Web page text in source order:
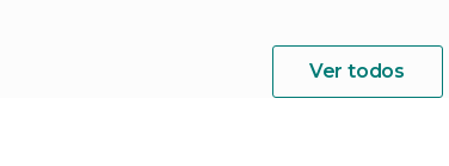
Ver todos